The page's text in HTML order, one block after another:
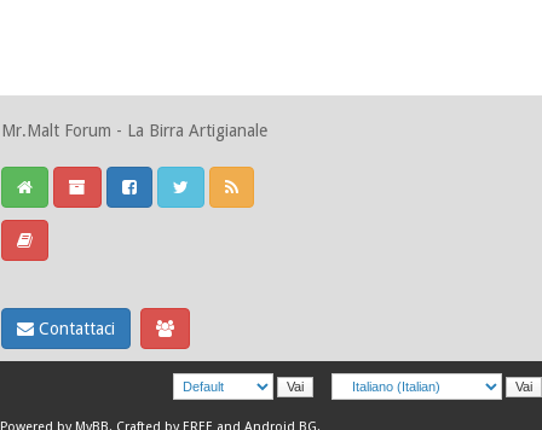
Mr.Malt Forum - La Birra Artigianale
Contattaci